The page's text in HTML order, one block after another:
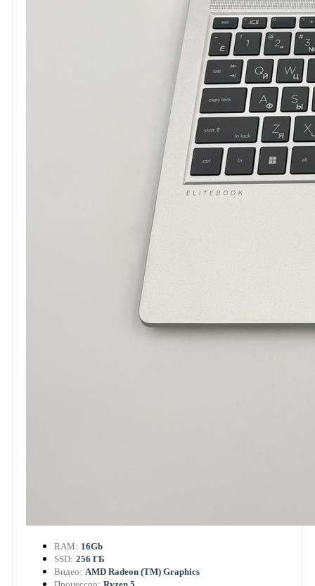
RAM: 16Gb
SSD: 256 ГБ
Видео: AMD Radeon (TM) Graphics